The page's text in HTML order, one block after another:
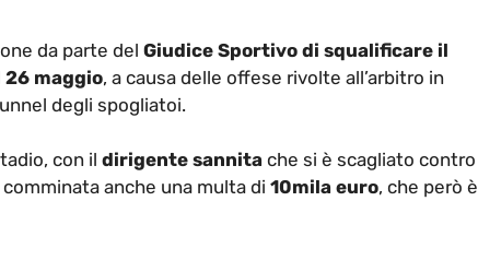
da parte del Giudice Sportivo di squalificare il
maggio, a causa delle offese rivolte all’arbitro in
degli spogliatoi.
con il dirigente sannita che si è scagliato contro
anche una multa di 10mila euro, che però è